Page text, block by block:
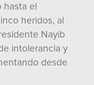
hasta el
heridos, al
Nayib
intolerancia y
desde